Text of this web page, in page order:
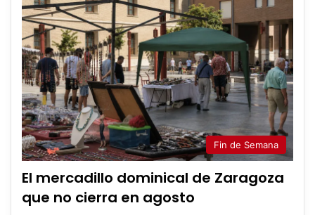
Fin de Semana
El mercadillo dominical de Zaragoza
que no cierra en agosto